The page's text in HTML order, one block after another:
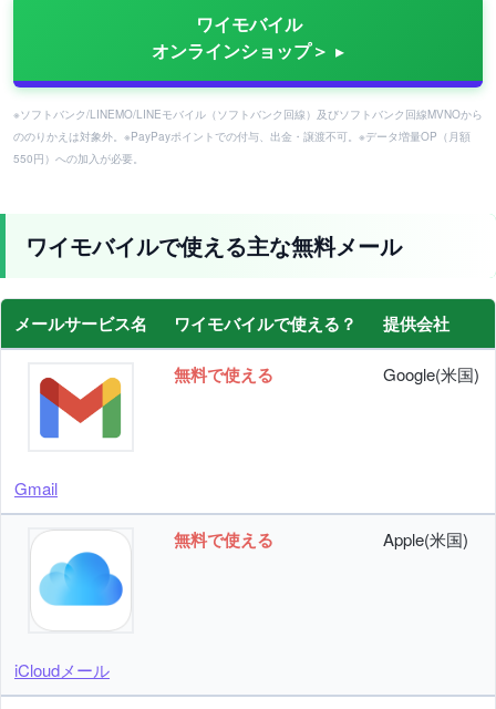
ワイモバイル
オンラインショップ＞
※ソフトバンク/LINEMO/LINEモバイル（ソフトバンク回線）及びソフトバンク回線MVNOから
ののりかえは対象外。※PayPayポイントでの付与、出金・譲渡不可。※データ増量OP（月額
550円）への加入が必要。
ワイモバイルで使える主な無料メール
メールサービス名 ワイモバイルで使える？ 提供会社
Gmail
無料で使える Google(米国)
iCloudメール
無料で使える Apple(米国)